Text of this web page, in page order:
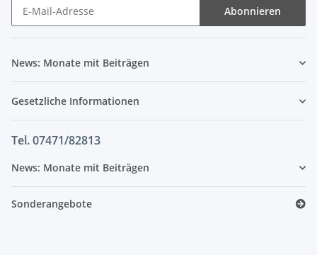
Abonnieren
News: Monate mit Beiträgen
Gesetzliche Informationen
Tel. 07471/82813
News: Monate mit Beiträgen
Sonderangebote